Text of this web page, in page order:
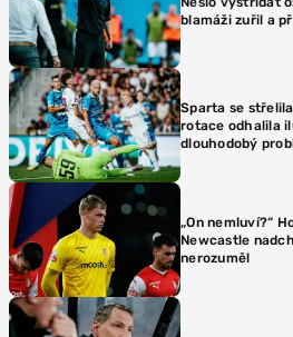
blamáži zuřil a
Sparta se
rotace odhalila
dlouhodobý
„On nemluví?“
Newcastle
nerozuměl